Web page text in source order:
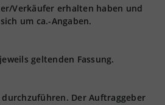
Verkäufer erhalten haben und
um ca.-Angaben.
geltenden Fassung.
Der Auftraggeber